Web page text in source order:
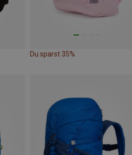
Du sparst 35%